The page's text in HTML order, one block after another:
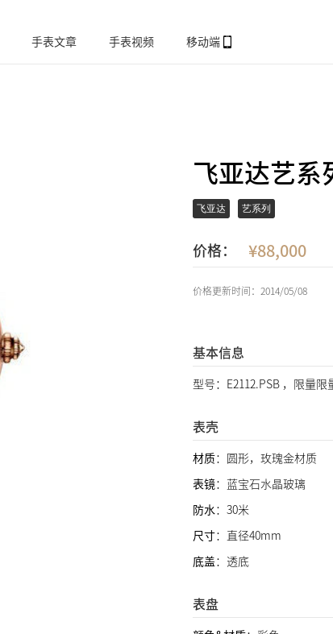
手表文章 手表视频 移动端
飞亚达艺系
飞亚达 艺系列
价格： 88,000
价格更新时间：2014/05/08
基本信息
型号：E2112.PSB ，限量限
表壳
材质：圆形，玫瑰金材质
表镜：蓝宝石水晶玻璃
防水：30米
尺寸：直径40mm
底盖：透底
表盘